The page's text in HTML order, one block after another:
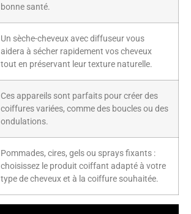
bonne santé.
Un sèche-cheveux avec diffuseur vous
aidera à sécher rapidement vos cheveux
tout en préservant leur texture naturelle.
Ces appareils sont parfaits pour créer des
coiffures variées, comme des boucles ou des
ondulations.
Pommades, cires, gels ou sprays fixants :
choisissez le produit coiffant adapté à votre
type de cheveux et à la coiffure souhaitée.